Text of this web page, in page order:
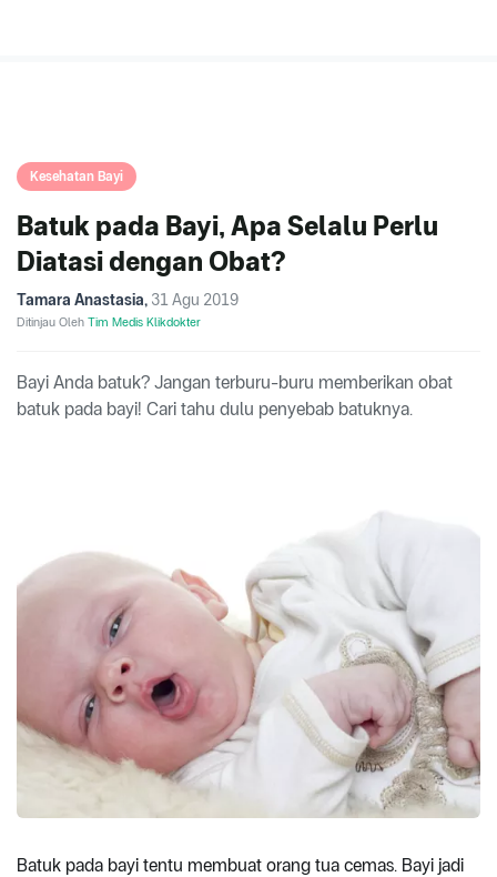
Kesehatan Bayi
Batuk pada Bayi, Apa Selalu Perlu
Diatasi dengan Obat?
Tamara Anastasia, 31 Agu 2019
Ditinjau Oleh Tim Medis Klikdokter
Bayi Anda batuk? Jangan terburu-buru memberikan obat
batuk pada bayi! Cari tahu dulu penyebab batuknya.
Batuk pada bayi tentu membuat orang tua cemas. Bayi jadi